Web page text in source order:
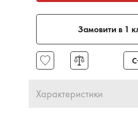
Замовити в 1
Характеристики